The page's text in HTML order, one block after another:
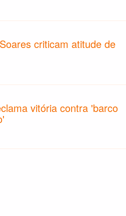
criticam atitude de
vitória contra 'barco